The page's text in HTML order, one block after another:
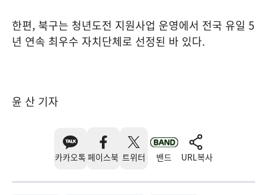
한편, 북구는 청년도전 지원사업 운영에서 전국 유일 5
년 연속 최우수 자치단체로 선정된 바 있다.
윤 산 기자
카카오톡 페이스북 트위터 밴드 URL복사